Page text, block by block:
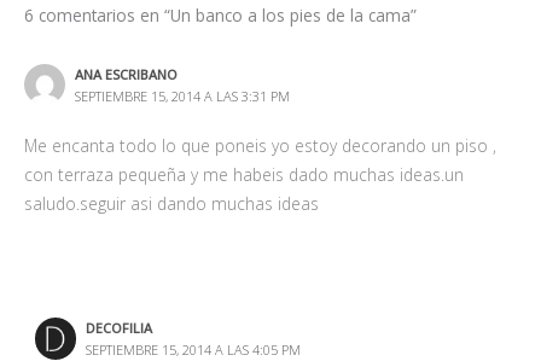
6 comentarios en “Un banco a los pies de la cama”
ANA ESCRIBANO
SEPTIEMBRE 15, 2014 A LAS 3:31 PM
Me encanta todo lo que poneis yo estoy decorando un piso ,
con terraza pequeña y me habeis dado muchas ideas.un
saludo.seguir asi dando muchas ideas
DECOFILIA
SEPTIEMBRE 15, 2014 A LAS 4:05 PM